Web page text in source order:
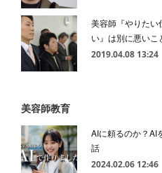
美容師『やりたい
い』は別に悪いこ
2019.04.08 13:24
美容師教育
AIに頼るのか？AI
話
2024.02.06 12:46